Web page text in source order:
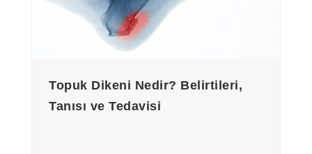
Topuk Dikeni Nedir? Belirtileri,
Tanısı ve Tedavisi